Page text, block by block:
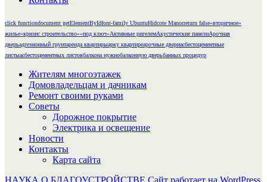
click functiondocument getElementByIdfont-family UbuntuHidcote Manorreturn false«вторичное»
жилье«кризис строительство»«под ключ»Активные ригелемАкустические панелиАрочная
дверьадгезионный грунтаренда квартирыарку квартиреарочные двериасбестоцементные
листыасбестоцементных листовбалкона нужнобалконную дверьбанных процедур
Жителям многоэтажек
Домовладельцам и дачникам
Ремонт своими руками
Советы
Дорожное покрытие
Электрика и освещение
Новости
Контакты
Карта сайта